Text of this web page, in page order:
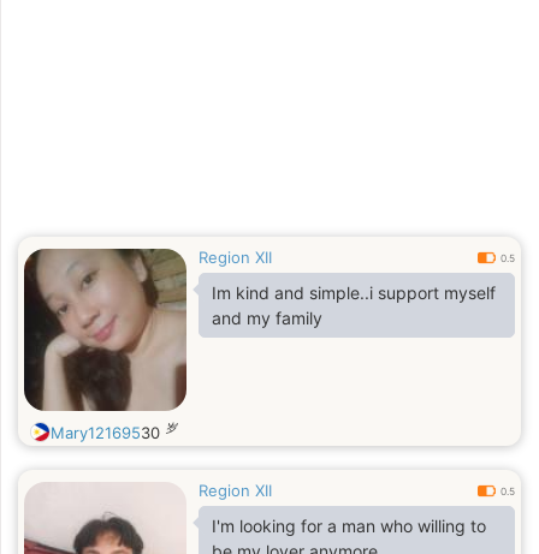
Region XII 0.5
Im kind and simple..i support myself
and my family
Mary12169530 岁
Region XII 0.5
I'm looking for a man who willing to